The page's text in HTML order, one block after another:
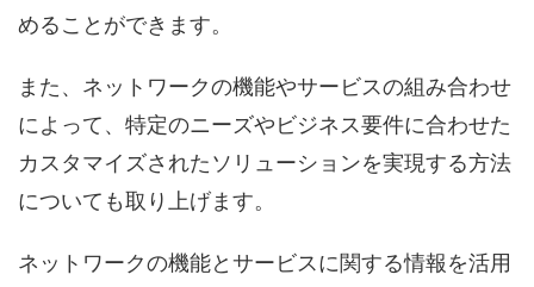
めることができます。
また、ネットワークの機能やサービスの組み合わせ
によって、特定のニーズやビジネス要件に合わせた
カスタマイズされたソリューションを実現する方法
についても取り上げます。
ネットワークの機能とサービスに関する情報を活用